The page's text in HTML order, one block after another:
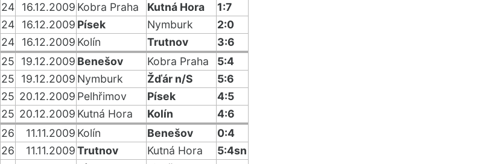
24
16.12.2009 Kobra Praha Kutná Hora
1:7
24
16.12.2009 Písek Nymburk
2:0
24
16.12.2009 Kolín Trutnov
3:6
25
19.12.2009 Benešov Kobra Praha
5:4
25
19.12.2009 Nymburk Žďár n/S
5:6
25 20.12.2009 Pelhřimov Písek
4:5
25 20.12.2009 Kutná Hora Kolín
4:6
26
11.11.2009 Kolín Benešov
0:4
26
11.11.2009Trutnov Kutná Hora
5:4sn